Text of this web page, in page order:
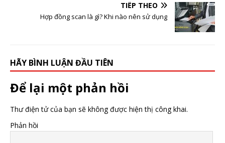
TIẾP THEO
Hợp đồng scan là gì? Khi nào nên sử dụng
HÃY BÌNH LUẬN ĐẦU TIÊN
Để lại một phản hồi
Thư điện tử của bạn sẽ không được hiện thị công khai.
Phản hồi